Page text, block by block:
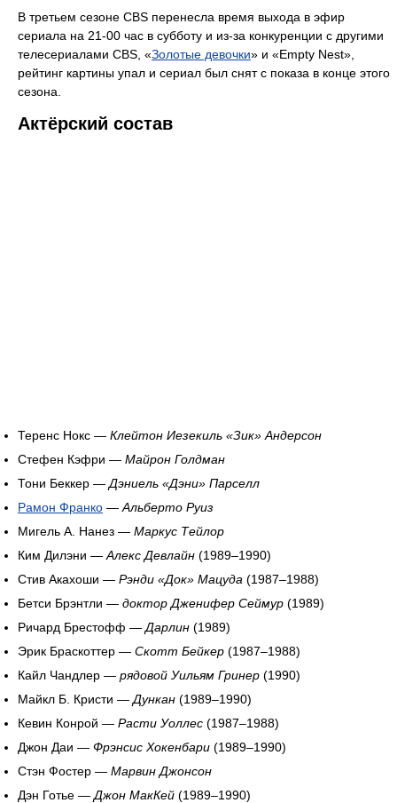
В третьем сезоне CBS перенесла время выхода в эфир
сериала на 21-00 час в субботу и из-за конкуренции с другими
телесериалами CBS, «Золотые девочки» и «Empty Nest»,
рейтинг картины упал и сериал был снят с показа в конце этого
сезона.
Актёрский состав
Теренс Нокс — Клейтон Иезекиль «Зик» Андерсон
Стефен Кэфри — Майрон Голдман
Тони Беккер — Дэниель «Дэни» Парселл
Рамон Франко — Альберто Руиз
Мигель А. Нанез — Маркус Тейлор
Ким Дилэни — Алекс Девлайн (1989–1990)
Стив Акахоши — Рэнди «Док» Мацуда (1987–1988)
Бетси Брэнтли — доктор Дженифер Сеймур (1989)
Ричард Брестофф — Дарлин (1989)
Эрик Браскоттер — Скотт Бейкер (1987–1988)
Кайл Чандлер — рядовой Уильям Гринер (1990)
Майкл Б. Кристи — Дункан (1989–1990)
Кевин Конрой — Расти Уоллес (1987–1988)
Джон Даи — Фрэнсис Хокенбари (1989–1990)
Стэн Фостер — Марвин Джонсон
Дэн Готье — Джон МакКей (1989–1990)